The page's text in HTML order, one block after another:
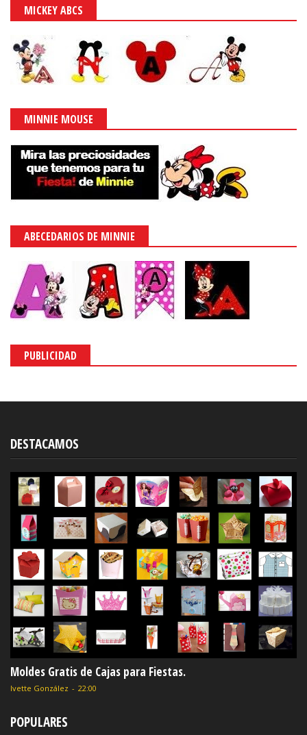
MICKEY ABCS
MINNIE MOUSE
ABECEDARIOS DE MINNIE
PUBLICIDAD
DESTACAMOS
Moldes Gratis de Cajas para Fiestas.
Ivette González - 22:00
POPULARES